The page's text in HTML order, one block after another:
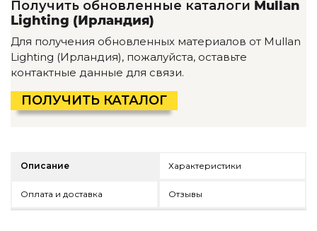
Детская мебель
Уличная и садовая мебель
Фитнес и wellness-оборудование
Коллекции
ROOM — Modern
INTERRA — Soft Modern
ARTOPIA — Mid-Century
Подбор, производство и комплектация по вашему
Декор
Получить обновленные каталоги Mullan
Lighting (Ирландия)
Для получения обновленных материалов от Mullan
Lighting (Ирландия), пожалуйста, оставьте
контактные данные для связи.
ПОЛУЧИТЬ КАТАЛОГ
Описание Характеристики
Оплата и доставка Отзывы